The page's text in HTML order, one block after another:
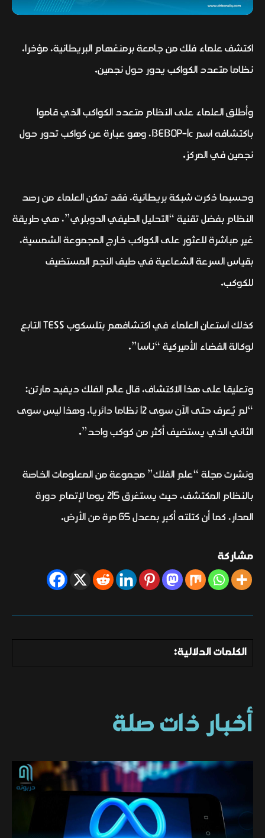
اكتشف علماء فلك من جامعة برمنغهام البريطانية، مؤخرا،
نظاما متعدد الكواكب يدور حول نجمين.
وأطلق العلماء على النظام متعدد الكواكب الذي قاموا
باكتشافه اسم BEBOP-1c، وهو عبارة عن كواكب تدور حول
نجمين في المركز.
وحسبما ذكرت شبكة بريطانية، فقد تمكن العلماء من رصد
النظام بفضل تقنية “التحليل الطيفي الدوبلري”، هي طريقة
غير مباشرة للعثور على الكواكب خارج المجموعة الشمسية،
بقياس السرعة الشعاعية في طيف النجم المستضيف
للكوكب.
كذلك استعان العلماء في اكتشافهم بتلسكوب TESS التابع
لوكالة الفضاء الأميركية “ناسا”.
وتعليقا على هذا الاكتشاف، قال عالم الفلك ديفيد مارتن:
“لم يُعرف حتى الآن سوى 12 نظاما دائريا، وهذا ليس سوى
الثاني الذي يستضيف أكثر من كوكب واحد”.
ونشرت مجلة “علم الفلك” مجموعة من المعلومات الخاصة
بالنظام المكتشف، حيث يستغرق 215 يوما لإتمام دورة
المدار، كما أن كتلته أكبر بمعدل 65 مرة من الأرض.
مشاركة
الكلمات الدلالية:
أخبار ذات صلة